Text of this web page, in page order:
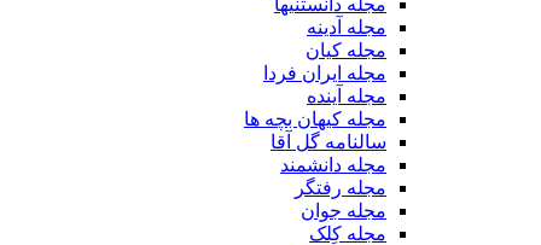
مجله دانستنیها
مجله آدینه
مجله کیان
مجله ایران فردا
مجله آینده
مجله کیهان بچه ها
سالنامه گل آقا
مجله دانشمند
مجله رفتگر
مجله جوان
مجله کِلک